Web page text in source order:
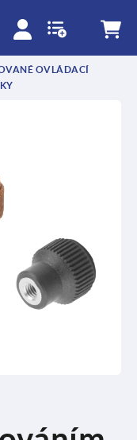
OVLÁDACÍ